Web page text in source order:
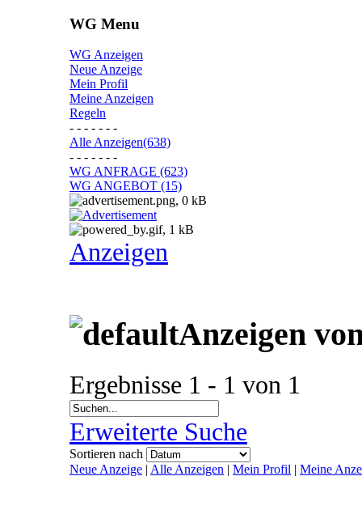
WG Menu
WG Anzeigen
Neue Anzeige
Mein Profil
Meine Anzeigen
Regeln
- - - - - - -
Alle Anzeigen(638)
- - - - - - -
WG ANFRAGE (623)
WG ANGEBOT (15)
Anzeigen
Anzeigen
Ergebnisse 1 - 1 von 1
Erweiterte Suche
Sortieren nach
Neue Anzeige | Alle Anzeigen | Mein Profil | Meine